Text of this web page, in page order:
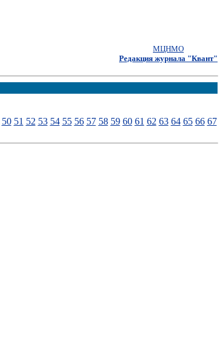
МЦНМО
Редакция журнала "Квант"
50 51 52 53 54 55 56 57 58 59 60 61 62 63 64 65 66 67